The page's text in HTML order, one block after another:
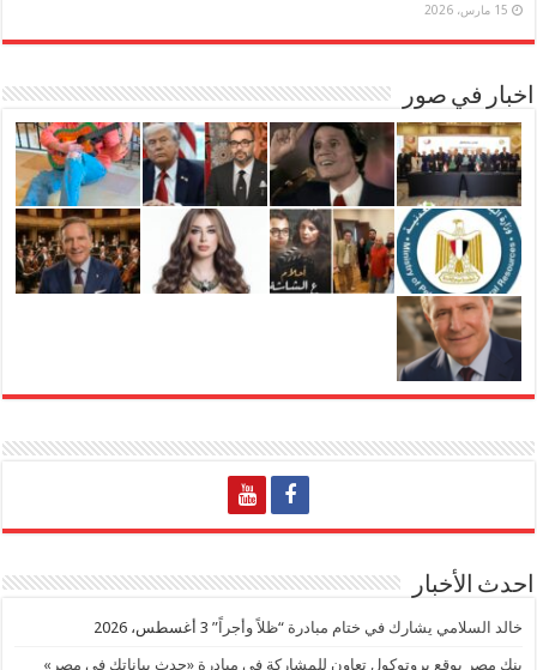
15 مارس، 2026
اخبار في صور
احدث الأخبار
خالد السلامي يشارك في ختام مبادرة “ظلاً وأجراً” 3 أغسطس، 2026
بنك مصر يوقع بروتوكول تعاون للمشاركة في مبادرة «حدث بياناتك في مصر»